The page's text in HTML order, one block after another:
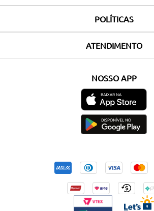
POLÍTICAS
ATENDIMENTO
NOSSO APP